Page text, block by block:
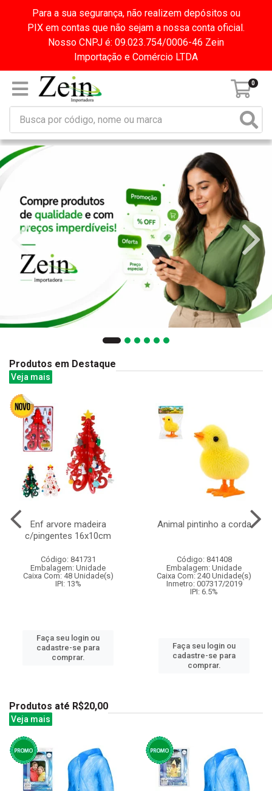
Para a sua segurança, não realizem depósitos ou
PIX em contas que não sejam a nossa conta oficial.
Nosso CNPJ é: 09.023.754/0006-46 Zein
Importação e Comércio LTDA
0
Produtos em Destaque
Veja mais
Enf arvore madeira
c/pingentes 16x10cm
Código: 841731
Embalagem: Unidade
Caixa Com: 48 Unidade(s)
IPI: 13%
Faça seu login ou
cadastre-se para
comprar.
Animal pintinho a corda
Código: 841408
Embalagem: Unidade
Caixa Com: 240 Unidade(s)
Inmetro: 007317/2019
IPI: 6.5%
Faça seu login ou
cadastre-se para
comprar.
Produtos até R$20,00
Veja mais